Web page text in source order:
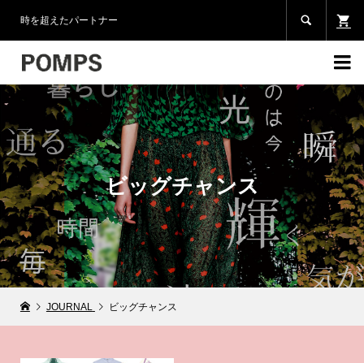
時を超えたパートナー 

ビッグチャンス
JOURNAL ビッグチャンス